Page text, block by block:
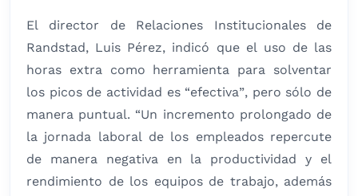
El director de Relaciones Institucionales de
Randstad, Luis Pérez, indicó que el uso de las
horas extra como herramienta para solventar
los picos de actividad es “efectiva”, pero sólo de
manera puntual. “Un incremento prolongado de
la jornada laboral de los empleados repercute
de manera negativa en la productividad y el
rendimiento de los equipos de trabajo, además